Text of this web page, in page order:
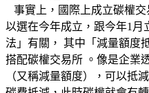
事實上，國際上成立碳權
以選在今年成立，跟今年1月
法」有關， 其中「減量額度
搭配碳權交易所 。像是企業
（又稱減量額度），可以抵